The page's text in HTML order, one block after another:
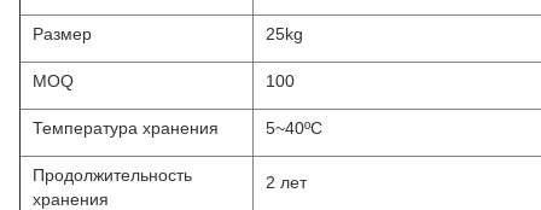
Размер 25kg
MOQ 100
Температура хранения 5~40ºC
Продолжительность
хранения
2 лет